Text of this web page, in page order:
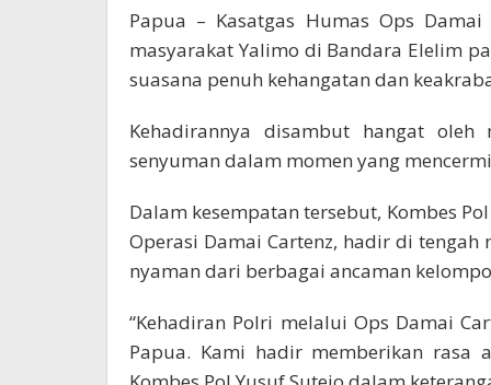
Papua – Kasatgas Humas Ops
masyarakat Yalimo di Bandara Elelim
suasana penuh kehangatan dan
Kehadirannya disambut hangat
senyuman dalam momen yang
Dalam kesempatan tersebut, Kombes
Operasi Damai Cartenz, hadir di
nyaman dari berbagai ancaman
“Kehadiran Polri melalui Ops Damai
Papua. Kami hadir memberikan rasa